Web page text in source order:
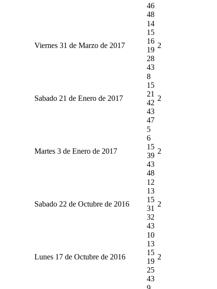
46
48
Viernes 31 de Marzo de 2017
14
15
16
19
28
43
2
Sabado 21 de Enero de 2017
8
15
21
42
43
47
2
Martes 3 de Enero de 2017
5
6
15
39
43
48
2
Sabado 22 de Octubre de 2016
12
13
15
31
32
43
2
Lunes 17 de Octubre de 2016
10
13
15
19
25
43
2